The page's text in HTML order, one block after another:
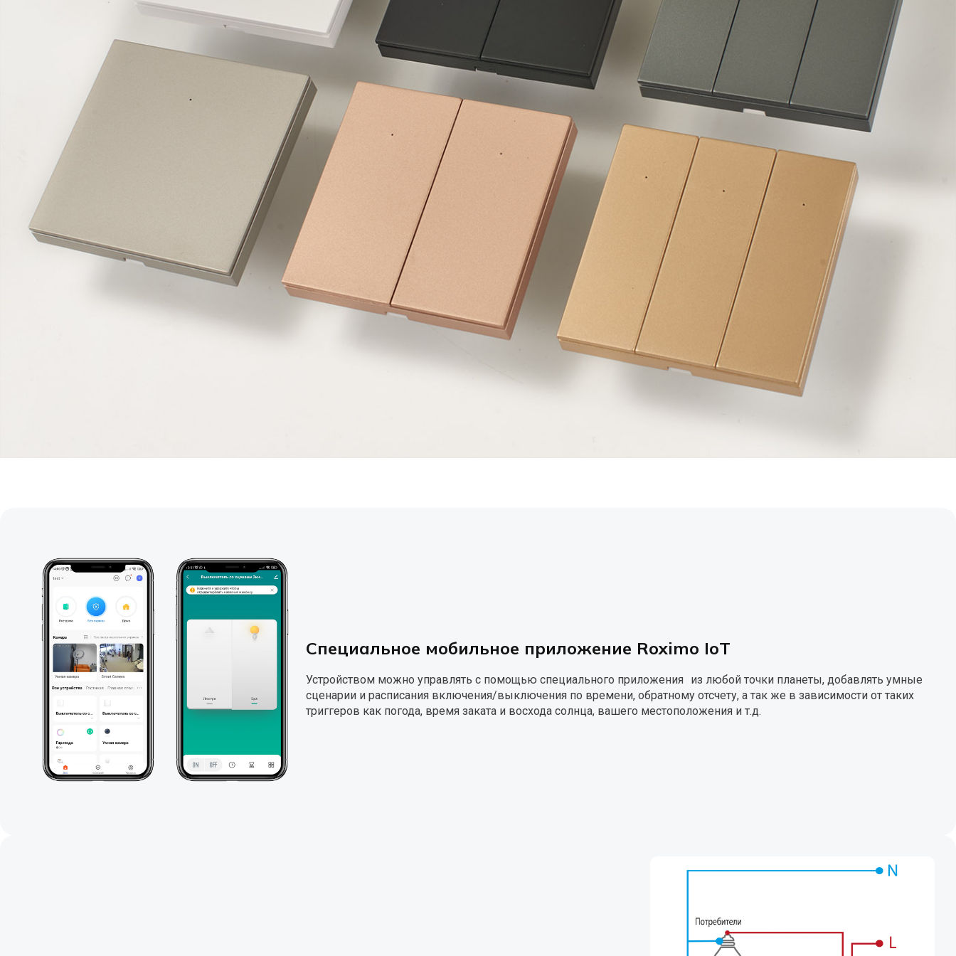
Специальное мобильное приложение Roximo IoT
Устройством можно управлять с помощью специального приложения из любой точки планеты, добавлять умные
сценарии и расписания включения/выключения по времени, обратному отсчету, а так же в зависимости от таких
триггеров как погода, время заката и восхода солнца, вашего местоположения и т.д.